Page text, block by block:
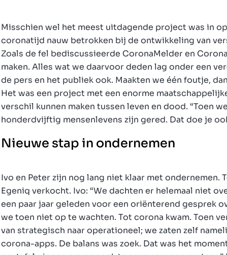
Misschien wel het meest uitdagende project was in
coronatijd nauw betrokken bij de ontwikkeling van
Zoals de fel bediscussieerde CoronaMelder en
maken. Alles wat we daarvoor deden lag onder een
de pers en het publiek ook. Maakten we één foutje,
Het was een project met een enorme
verschil kunnen maken tussen leven en dood. “Toen
honderdvijftig mensenlevens zijn gered. Dat doe je
Nieuwe stap in ondernemen
Ivo en Peter zijn nog lang niet klaar met ondernemen.
Egeniq verkocht. Ivo: “We dachten er helemaal niet
een paar jaar geleden voor een oriënterend gesprek
we toen niet op te wachten. Tot corona kwam. Toen
van strategisch naar operationeel; we zaten zelf
corona-apps. De balans was zoek. Dat was het